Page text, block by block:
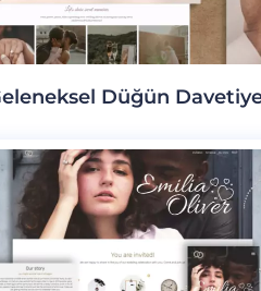
Düğün